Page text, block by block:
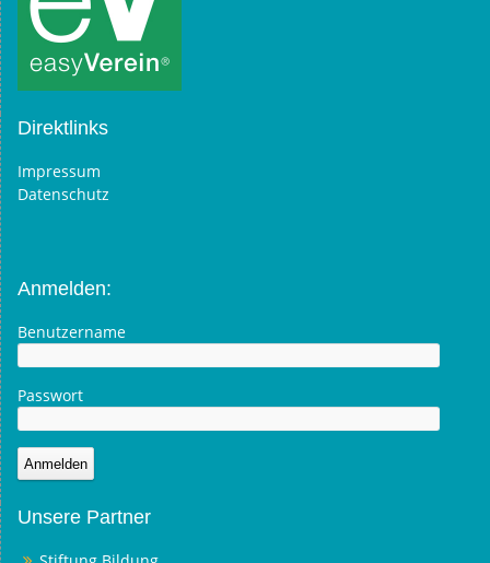
Direktlinks
Impressum
Datenschutz
Anmelden:
Benutzername
Passwort
Unsere Partner